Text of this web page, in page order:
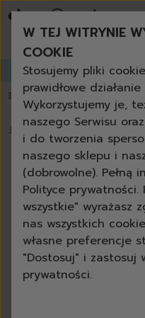
Zapisz się do
💥 Papier toaletowy 3-
🏠 › Blog › Przyszłość
Przyszłość
mapę
TrendRadar
Anna Czelewska 08-
W TEJ WITRYNIE
COOKIE
Stosujemy pliki
prawidłowe
Wykorzystujemy je,
naszego Serwisu
i do tworzenia
naszego sklepu i
(dobrowolne). Pełną
Polityce prywatności.
wszystkie" wyrażasz
nas wszystkich
własne preferencje
"Dostosuj" i zastosuj
prywatności.